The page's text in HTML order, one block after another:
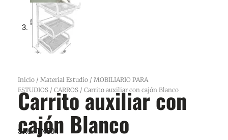
Inicio / Material Estudio / MOBILIARIO PARA
ESTUDIOS / CARROS / Carrito auxiliar con cajón Blanco
Carrito auxiliar con
cajón Blanco
SKU:TN504